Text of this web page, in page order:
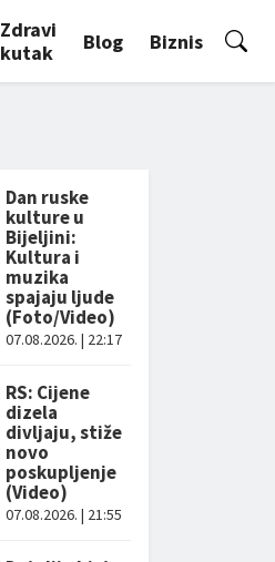
Zdravi
kutak
Blog Biznis
Dan ruske
kulture u
Bijeljini:
Kultura i
muzika
spajaju ljude
(Foto/Video)
07.08.2026. | 22:17
RS: Cijene
dizela
divljaju, stiže
novo
poskupljenje
(Video)
07.08.2026. | 21:55